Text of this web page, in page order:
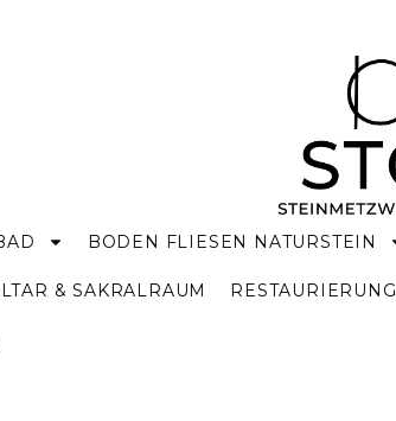
BODEN FLIESEN NATURSTEIN
& SAKRALRAUM RESTAURIERUNG